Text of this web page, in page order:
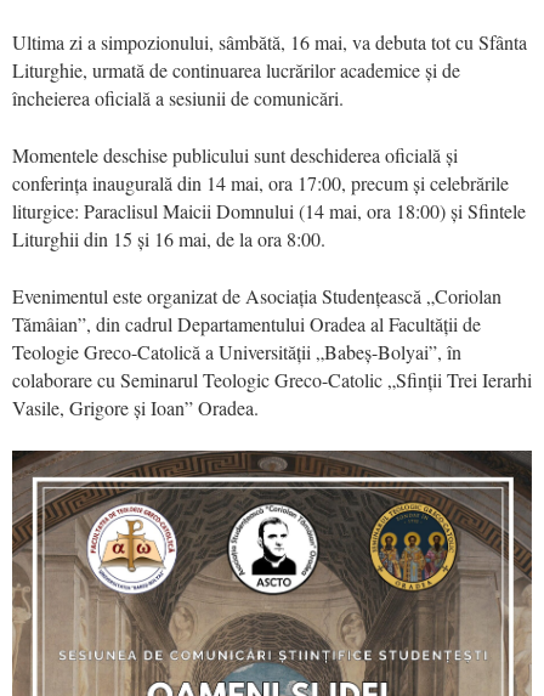
Ultima zi a simpozionului, sâmbătă, 16 mai, va debuta tot cu Sfânta
Liturghie, urmată de continuarea lucrărilor academice și de
încheierea oficială a sesiunii de comunicări.
Momentele deschise publicului sunt deschiderea oficială și
conferința inaugurală din 14 mai, ora 17:00, precum și celebrările
liturgice: Paraclisul Maicii Domnului (14 mai, ora 18:00) și Sfintele
Liturghii din 15 și 16 mai, de la ora 8:00.
Evenimentul este organizat de Asociația Studențească „Coriolan
Tămâian”, din cadrul Departamentului Oradea al Facultății de
Teologie Greco-Catolică a Universității „Babeș-Bolyai”, în
colaborare cu Seminarul Teologic Greco-Catolic „Sfinții Trei Ierarhi
Vasile, Grigore și Ioan” Oradea.